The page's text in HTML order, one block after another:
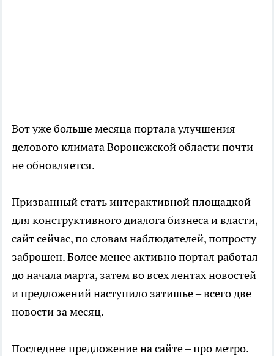
Вот уже больше месяца портала улучшения
делового климата Воронежской области почти
не обновляется.
Призванный стать интерактивной площадкой
для конструктивного диалога бизнеса и власти,
сайт сейчас, по словам наблюдателей, попросту
заброшен. Более менее активно портал работал
до начала марта, затем во всех лентах новостей
и предложений наступило затишье – всего две
новости за месяц.
Последнее предложение на сайте – про метро.